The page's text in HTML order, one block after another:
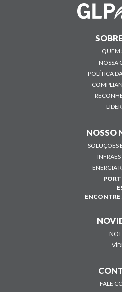
QUEM
NOSSA
POLÍTICA
NOSSO
SOLUÇÕES
ENERGIA
ENCONTRE
FALE